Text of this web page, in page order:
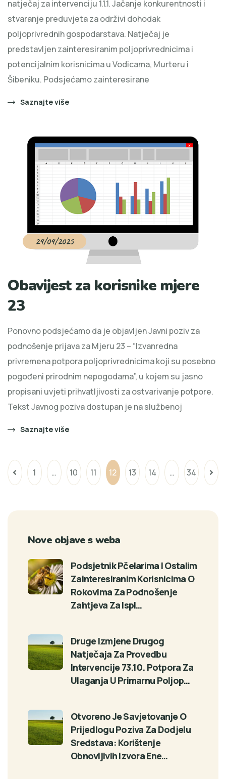
natječaj za intervenciju 1.1.1. Jačanje konkurentnosti i
stvaranje preduvjeta za održivi dohodak
poljoprivrednih gospodarstava. Natječaj je
predstavljen zainteresiranim poljoprivrednicima i
potencijalnim korisnicima u Vodicama, Murteru i
Šibeniku. Podsjećamo zainteresirane
Saznajte više
24/04/2025
Obavijest za korisnike mjere
23
Ponovno podsjećamo da je objavljen Javni poziv za
podnošenje prijava za Mjeru 23 – “Izvanredna
privremena potpora poljoprivrednicima koji su posebno
pogođeni prirodnim nepogodama”, u kojem su jasno
propisani uvjeti prihvatljivosti za ostvarivanje potpore.
Tekst Javnog poziva dostupan je na službenoj
Saznajte više
1 … 10 11 12 13 14 … 34
Nove objave s weba
Podsjetnik Pčelarima I Ostalim
Zainteresiranim Korisnicima O
Rokovima Za Podnošenje
Zahtjeva Za Ispl…
Druge Izmjene Drugog
Natječaja Za Provedbu
Intervencije 73.10. Potpora Za
Ulaganja U Primarnu Poljop…
Otvoreno Je Savjetovanje O
Prijedlogu Poziva Za Dodjelu
Sredstava: Korištenje
Obnovljivih Izvora Ene…